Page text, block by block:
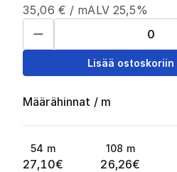
35,06 € / mALV 25,5%
Lisää ostoskoriin
Määrähinnat / m
54 m
27,10€
108 m
26,26€